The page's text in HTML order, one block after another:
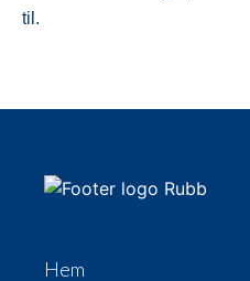
til.
Hem